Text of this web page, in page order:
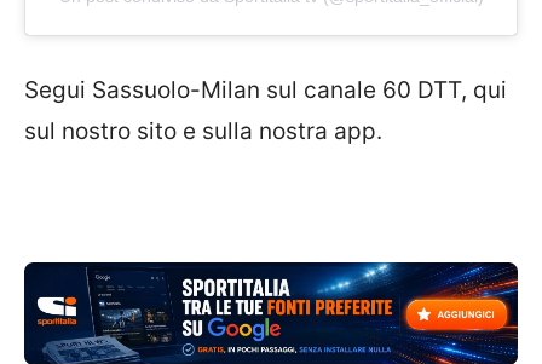
Segui Sassuolo-Milan sul canale 60 DTT, qui
sul nostro sito e sulla nostra app.